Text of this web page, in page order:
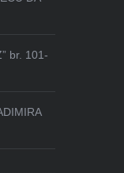
br. 101-